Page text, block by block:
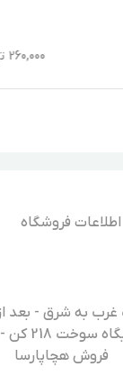
260,000
اطلاعات فروشگاه
غرب به شرق - بعد
- خروجی
فروش هچاپارسا